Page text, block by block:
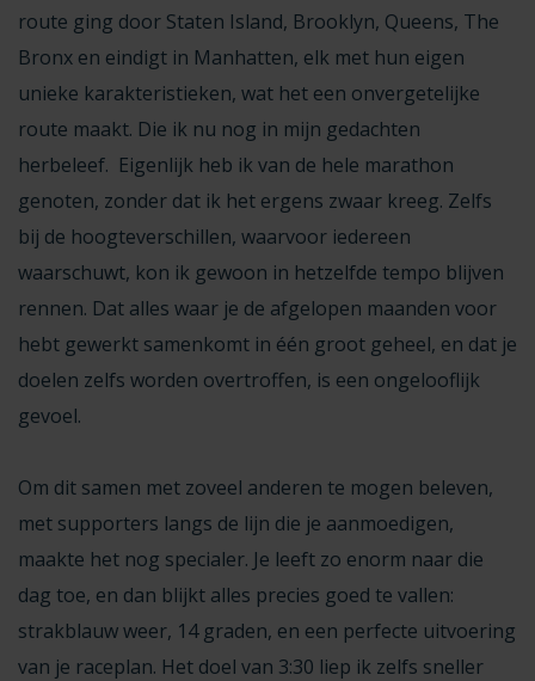
route ging door Staten Island, Brooklyn, Queens, The
Bronx en eindigt in Manhatten, elk met hun eigen
unieke karakteristieken, wat het een onvergetelijke
route maakt. Die ik nu nog in mijn gedachten
herbeleef. Eigenlijk heb ik van de hele marathon
genoten, zonder dat ik het ergens zwaar kreeg. Zelfs
bij de hoogteverschillen, waarvoor iedereen
waarschuwt, kon ik gewoon in hetzelfde tempo blijven
rennen. Dat alles waar je de afgelopen maanden voor
hebt gewerkt samenkomt in één groot geheel, en dat je
doelen zelfs worden overtroffen, is een ongelooflijk
gevoel.
Om dit samen met zoveel anderen te mogen beleven,
met supporters langs de lijn die je aanmoedigen,
maakte het nog specialer. Je leeft zo enorm naar die
dag toe, en dan blijkt alles precies goed te vallen:
strakblauw weer, 14 graden, en een perfecte uitvoering
van je raceplan. Het doel van 3:30 liep ik zelfs sneller